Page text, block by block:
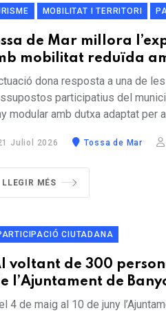
MOBILITAT I TERRITORI
de Mar millora
mobilitat reduïda
dona resposta a una de
participatius del
modular amb dutxa adaptat per a
Juliol 2026 Tossa de Mar
LLEGIR MÉS
CIUTADANA
voltant de 300
l’Ajuntament de
4 de maig al 10 de juny